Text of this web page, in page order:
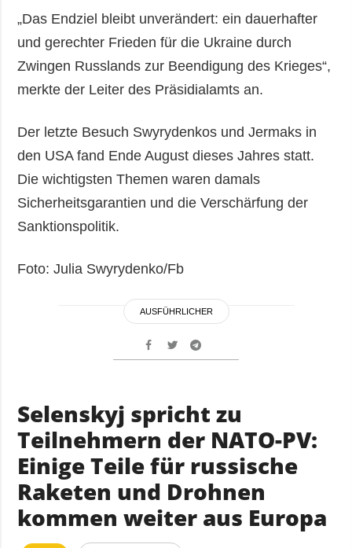
„Das Endziel bleibt unverändert: ein dauerhafter
und gerechter Frieden für die Ukraine durch
Zwingen Russlands zur Beendigung des Krieges“,
merkte der Leiter des Präsidialamts an.
Der letzte Besuch Swyrydenkos und Jermaks in
den USA fand Ende August dieses Jahres statt.
Die wichtigsten Themen waren damals
Sicherheitsgarantien und die Verschärfung der
Sanktionspolitik.
Foto: Julia Swyrydenko/Fb
AUSFÜHRLICHER
Selenskyj spricht zu
Teilnehmern der NATO-PV:
Einige Teile für russische
Raketen und Drohnen
kommen weiter aus Europa